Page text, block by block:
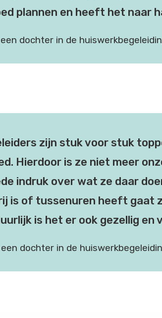
plannen en heeft het naar
dochter in de
zijn stuk voor stuk
Hierdoor is ze niet meer
indruk over wat ze daar
is of tussenuren heeft gaat
is het er ook gezellig en
dochter in de